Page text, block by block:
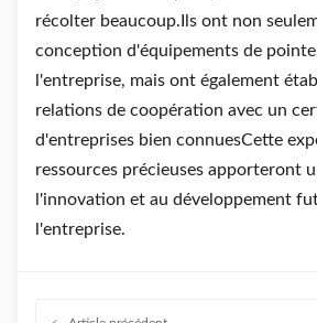
récolter beaucoup.Ils ont non
conception d'équipements de
l'entreprise, mais ont également
relations de coopération avec un
d'entreprises bien connuesCette
ressources précieuses apporteront
l'innovation et au développement
l'entreprise.